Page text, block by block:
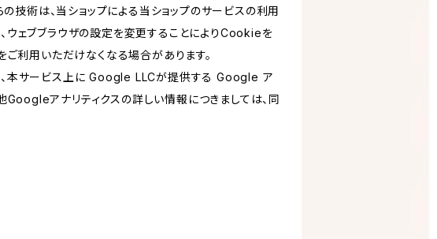
技術は、当ショップによる当ショップのサービスの利用
ェブブラウザの設定を変更することによりCookieを
利用いただけなくなる場合があります。
、本サービス上に Google LLCが提供する Google ア
アナリティクスの詳しい情報につきましては、同